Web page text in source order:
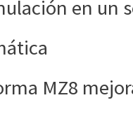
en un
MZ8